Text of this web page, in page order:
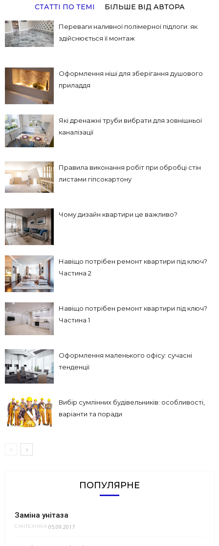
СТАТТІ ПО ТЕМІ БІЛЬШЕ ВІД АВТОРА
Переваги наливної полімерної підлоги: як
здійснюється її монтаж
Оформлення ніші для зберігання душового
приладдя
Які дренажні труби вибрати для зовнішньої
каналізації
Правила виконання робіт при обробці стін
листами гіпсокартону
Чому дизайн квартири це важливо?
Навіщо потрібен ремонт квартири під ключ?
Частина 2
Навіщо потрібен ремонт квартири під ключ?
Частина 1
Оформлення маленького офісу: сучасні
тенденції
Вибір сумлінних будівельників: особливості,
варіанти та поради
ПОПУЛЯРНЕ
Заміна унітаза
САНТЕХНІКА 05.09.2017